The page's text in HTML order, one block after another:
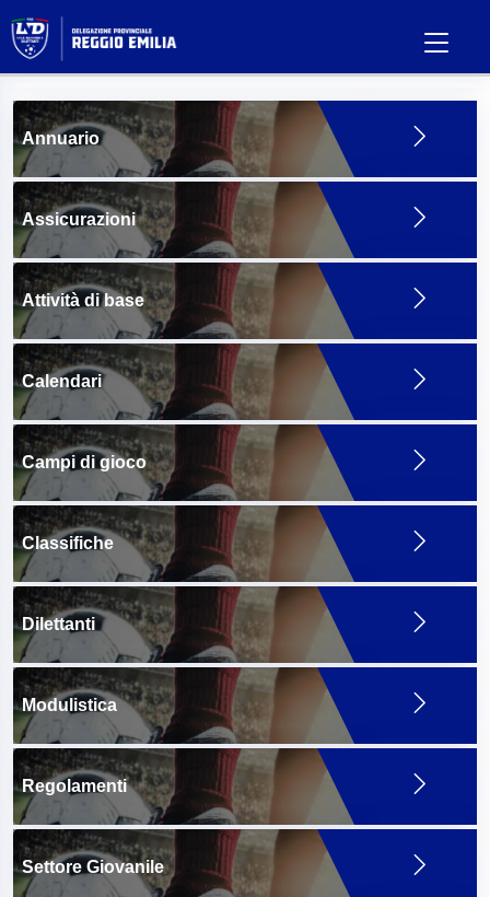
Annuario
Assicurazioni
Attività di base
Calendari
Campi di gioco
Classifiche
Dilettanti
Modulistica
Regolamenti
Settore Giovanile